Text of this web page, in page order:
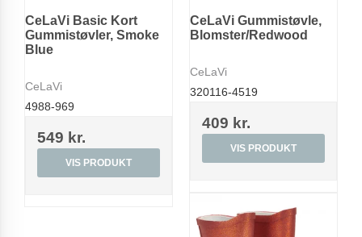
CeLaVi Basic Kort
Gummistøvler, Smoke
Blue
CeLaVi
4988-969
549 kr.
VIS PRODUKT
CeLaVi Gummistøvle,
Blomster/Redwood
CeLaVi
320116-4519
409 kr.
VIS PRODUKT